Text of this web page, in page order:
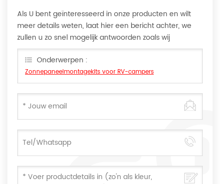
Als U bent geïnteresseerd in onze producten en wilt
meer details weten, laat hier een bericht achter, we
zullen u zo snel mogelijk antwoorden zoals wij
Onderwerpen :
Zonnepaneelmontagekits voor RV-campers